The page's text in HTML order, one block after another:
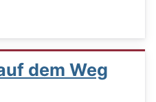
dem Weg